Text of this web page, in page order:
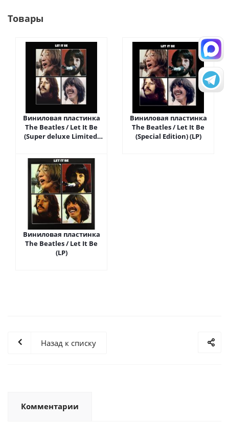
Товары
Виниловая пластинка
The Beatles / Let It Be
(Super deluxe Limited)
Виниловая пластинка
The Beatles / Let It Be
(Special Edition) (LP)
Виниловая пластинка
The Beatles / Let It Be
(LP)
Назад к списку
Комментарии